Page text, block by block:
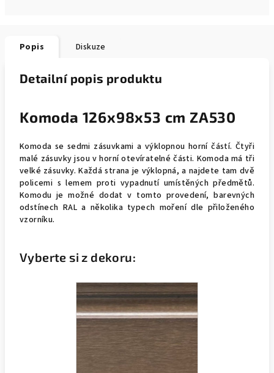
Popis Diskuze
Detailní popis produktu
Komoda 126x98x53 cm ZA530
Komoda se sedmi zásuvkami a výklopnou horní částí. Čtyři
malé zásuvky jsou v horní otevíratelné části. Komoda má tři
velké zásuvky. Každá strana je výklopná, a najdete tam dvě
policemi s lemem proti vypadnutí umístěných předmětů.
Komodu je možné dodat v tomto provedení, barevných
odstínech RAL a několika typech moření dle přiloženého
vzorníku.
Vyberte si z dekoru: